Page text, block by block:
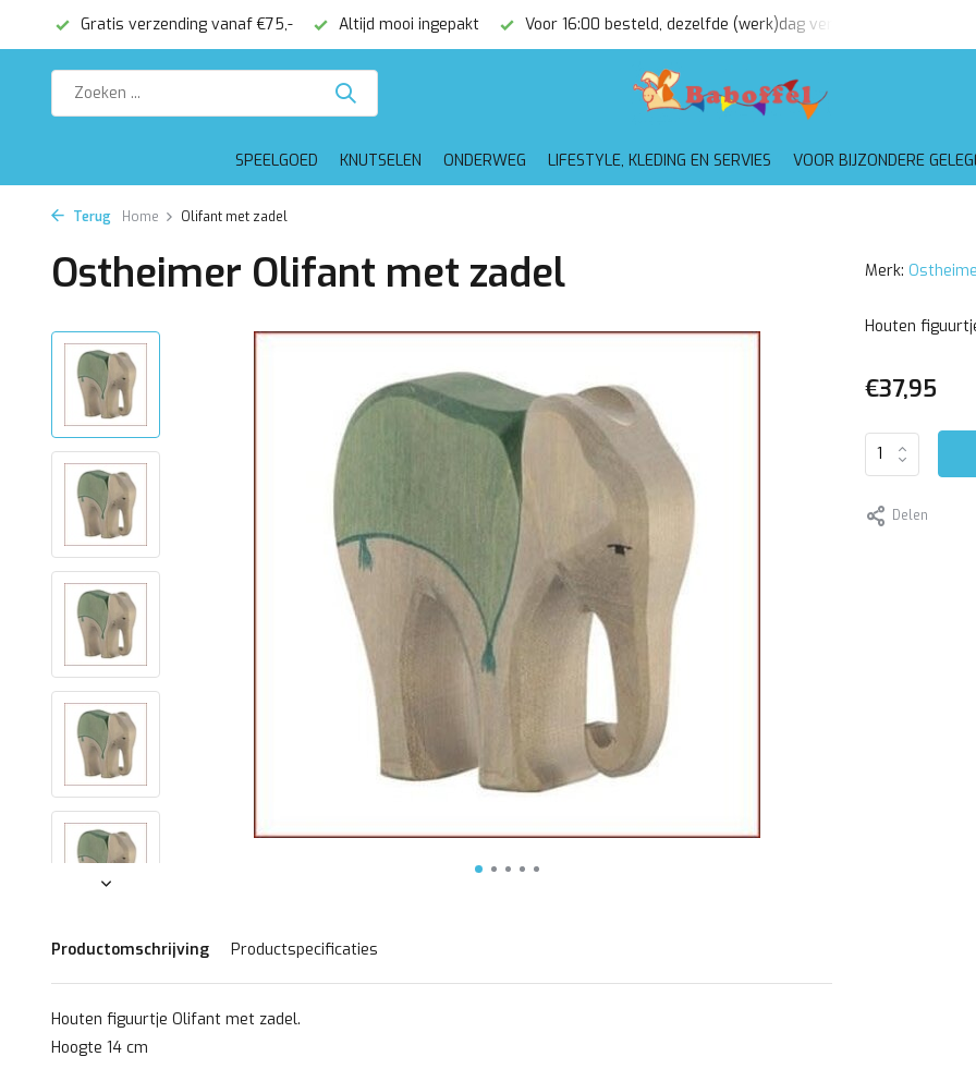
Gratis verzending vanaf €75,- Altijd mooi ingepakt Voor 16:00 besteld, dezelfde (werk)dag verzonden
SPEELGOED KNUTSELEN ONDERWEG LIFESTYLE, KLEDING EN SERVIES VOOR BIJZONDERE
Terug Home Olifant met zadel
Ostheimer Olifant met zadel
Productomschrijving Productspecificaties
Houten figuurtje Olifant met zadel.
Hoogte 14 cm
Merk:
Houten
€37,95
Delen